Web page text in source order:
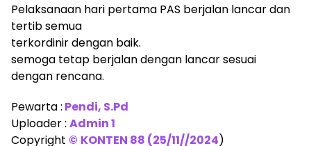
Pelaksanaan hari pertama PAS berjalan lancar dan
tertib semua
terkordinir dengan baik.
semoga tetap berjalan dengan lancar sesuai
dengan rencana.
Pewarta : Pendi, S.Pd
Uploader : Admin 1
Copyright © KONTEN 88 (25/11//2024)